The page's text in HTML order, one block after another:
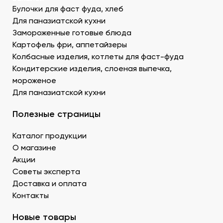
Донецке купить продукты для суши –
морепродукты, можно оптом и с доставкой.
Муку темпура. Смесь пшеничной и рисовой муки с
крахмалом для золотистой корочки. Можно
заказать премиальный мучной продукт для суши в
Водоросли. Комбу, нори – качественные продукты
для суши в ДНР с быстрой доставкой.
Икру масаго, тобико. Свежайшие продукты для
Белый и черный кунжут. Придает блюду ореховые
суши оптом – кунжутные семена в разной
расфасовке. Используются для создания
вкусового оттенка и декорирования.
Соевый соус. Приготовленный по классическому
приобрести оптовой партией в нашей компании.
Булочки для фаст фуда, хлеб
Для паназиатской кухни
Замороженные готовые блюда
Картофель фри, аппетайзеры
Колбасные изделия, котлеты для фаст-фуда
Кондитерские изделия, слоеная выпечка,
мороженое
Для паназиатской кухни
Полезные страницы
Каталог продукции
О магазине
Акции
Советы эксперта
Доставка и оплата
Контакты
Новые товары